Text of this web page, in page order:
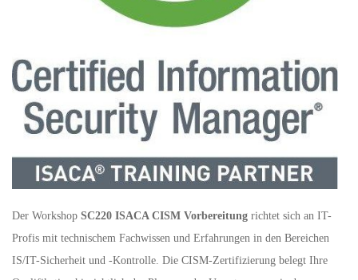
Der Workshop SC220 ISACA CISM Vorbereitung richtet sich an IT-
Profis mit technischem Fachwissen und Erfahrungen in den Bereichen
IS/IT-Sicherheit und -Kontrolle. Die CISM-Zertifizierung belegt Ihre